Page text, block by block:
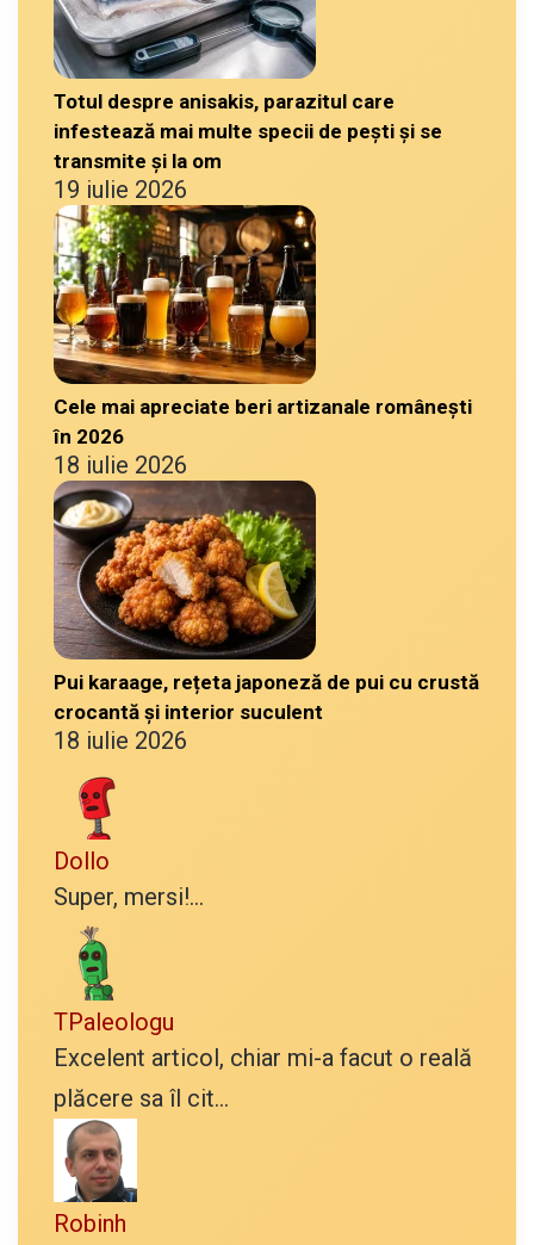
Totul despre anisakis, parazitul care
infestează mai multe specii de pești și se
transmite și la om
19 iulie 2026
Cele mai apreciate beri artizanale românești
în 2026
18 iulie 2026
Pui karaage, rețeta japoneză de pui cu crustă
crocantă și interior suculent
18 iulie 2026
Dollo
Super, mersi!...
TPaleologu
Excelent articol, chiar mi-a facut o reală
plăcere sa îl cit...
Robinh